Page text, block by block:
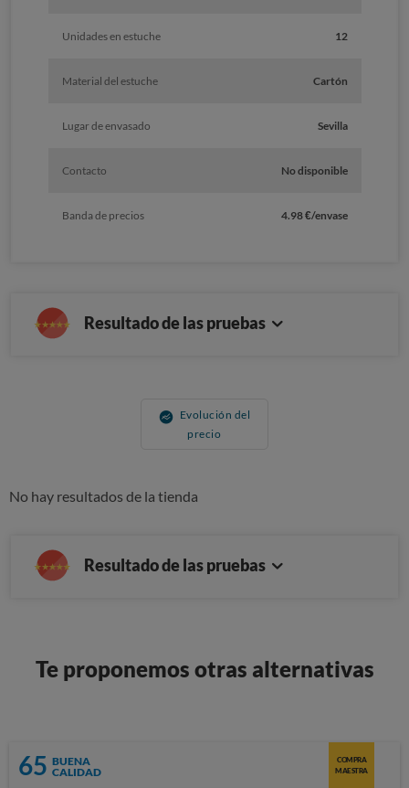
Unidades en estuche 12
Material del estuche Cartón
Lugar de envasado Sevilla
Contacto No disponible
Banda de precios 4.98 €/envase
Resultado de las pruebas
Evolución del
precio
No hay resultados de la tienda
Resultado de las pruebas
Te proponemos otras alternativas
65 BUENA
CALIDAD
COMPRA
MAESTRA